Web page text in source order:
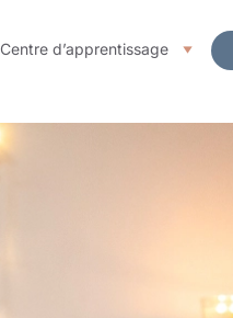
Centre d’apprentissage